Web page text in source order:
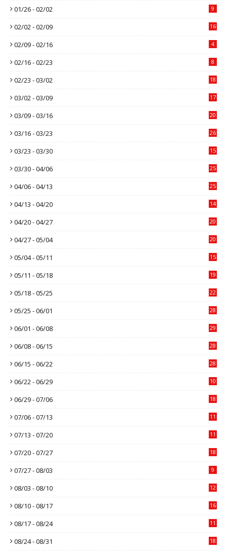
01/26 - 02/02 9
02/02 - 02/09 16
02/09 - 02/16 4
02/16 - 02/23 8
02/23 - 03/02 18
03/02 - 03/09 17
03/09 - 03/16 20
03/16 - 03/23 26
03/23 - 03/30 15
03/30 - 04/06 25
04/06 - 04/13 25
04/13 - 04/20 14
04/20 - 04/27 20
04/27 - 05/04 20
05/04 - 05/11 15
05/11 - 05/18 19
05/18 - 05/25 22
05/25 - 06/01 28
06/01 - 06/08 29
06/08 - 06/15 28
06/15 - 06/22 28
06/22 - 06/29 10
06/29 - 07/06 18
07/06 - 07/13 11
07/13 - 07/20 11
07/20 - 07/27 18
07/27 - 08/03 9
08/03 - 08/10 12
08/10 - 08/17 16
08/17 - 08/24 11
08/24 - 08/31 18